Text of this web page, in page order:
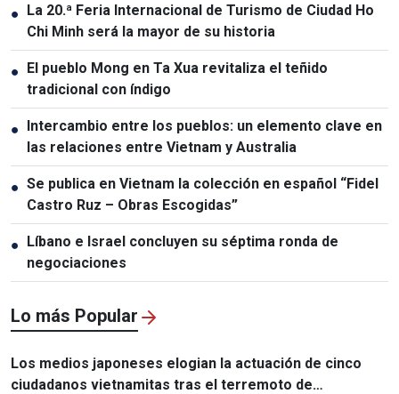
● La 20.ª Feria Internacional de Turismo de Ciudad Ho
Chi Minh será la mayor de su historia
● El pueblo Mong en Ta Xua revitaliza el teñido
tradicional con índigo
● Intercambio entre los pueblos: un elemento clave en
las relaciones entre Vietnam y Australia
● Se publica en Vietnam la colección en español “Fidel
Castro Ruz – Obras Escogidas”
● Líbano e Israel concluyen su séptima ronda de
negociaciones
Lo más Popular
Los medios japoneses elogian la actuación de cinco
ciudadanos vietnamitas tras el terremoto de